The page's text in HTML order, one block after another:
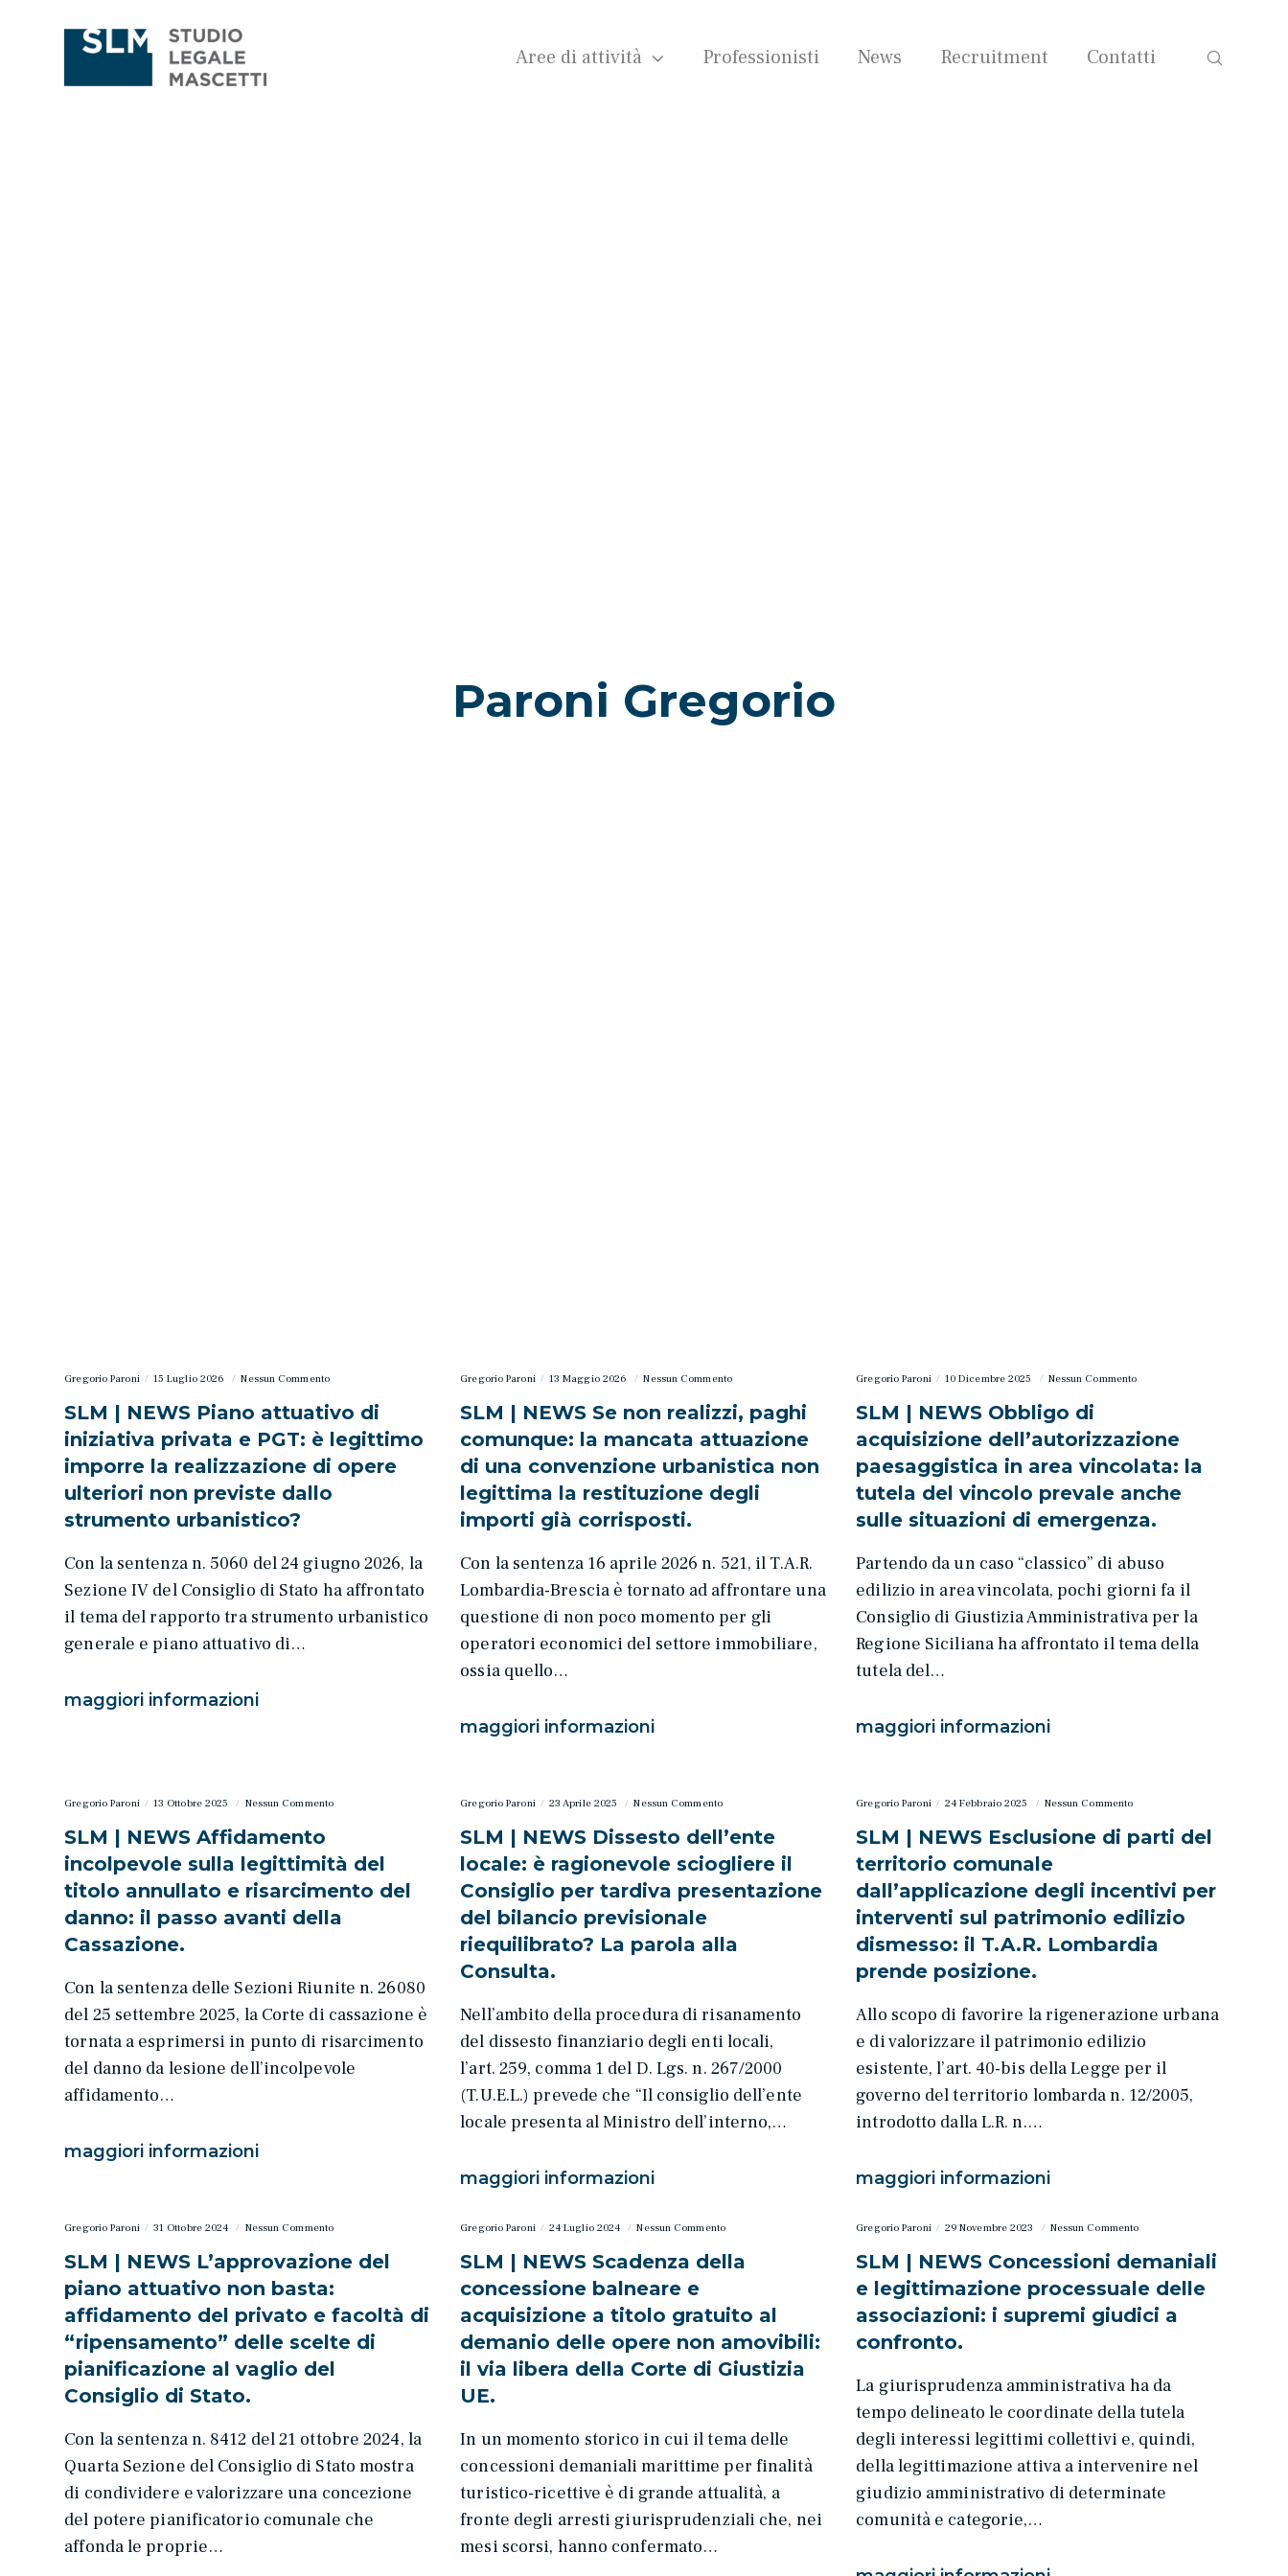
Aree di attività Professionisti News Recruitment Contatti
Paroni Gregorio
Gregorio Paroni 15 Luglio 2026 Nessun Commento
SLM | NEWS Piano attuativo di
iniziativa privata e PGT: è legittimo
imporre la realizzazione di opere
ulteriori non previste dallo
strumento urbanistico?
Con la sentenza n. 5060 del 24 giugno 2026, la
Sezione IV del Consiglio di Stato ha affrontato
il tema del rapporto tra strumento urbanistico
generale e piano attuativo di…
maggiori informazioni
Gregorio Paroni 13 Maggio 2026 Nessun Commento
SLM | NEWS Se non realizzi, paghi
comunque: la mancata attuazione
di una convenzione urbanistica non
legittima la restituzione degli
importi già corrisposti.
Con la sentenza 16 aprile 2026 n. 521, il T.A.R.
Lombardia-Brescia è tornato ad affrontare una
questione di non poco momento per gli
operatori economici del settore immobiliare,
ossia quello…
maggiori informazioni
Gregorio Paroni 10 Dicembre 2025 Nessun Commento
SLM | NEWS Obbligo di
acquisizione dell’autorizzazione
paesaggistica in area vincolata: la
tutela del vincolo prevale anche
sulle situazioni di emergenza.
Partendo da un caso “classico” di abuso
edilizio in area vincolata, pochi giorni fa il
Consiglio di Giustizia Amministrativa per la
Regione Siciliana ha affrontato il tema della
tutela del…
maggiori informazioni
Gregorio Paroni 13 Ottobre 2025 Nessun Commento
SLM | NEWS Affidamento
incolpevole sulla legittimità del
titolo annullato e risarcimento del
danno: il passo avanti della
Cassazione.
Con la sentenza delle Sezioni Riunite n. 26080
del 25 settembre 2025, la Corte di cassazione è
tornata a esprimersi in punto di risarcimento
del danno da lesione dell’incolpevole
affidamento…
maggiori informazioni
Gregorio Paroni 23 Aprile 2025 Nessun Commento
SLM | NEWS Dissesto dell’ente
locale: è ragionevole sciogliere il
Consiglio per tardiva presentazione
del bilancio previsionale
riequilibrato? La parola alla
Consulta.
Nell’ambito della procedura di risanamento
del dissesto finanziario degli enti locali,
l’art. 259, comma 1 del D. Lgs. n. 267/2000
(T.U.E.L.) prevede che “Il consiglio dell’ente
locale presenta al Ministro dell’interno,…
maggiori informazioni
Gregorio Paroni 24 Febbraio 2025 Nessun Commento
SLM | NEWS Esclusione di parti del
territorio comunale
dall’applicazione degli incentivi per
interventi sul patrimonio edilizio
dismesso: il T.A.R. Lombardia
prende posizione.
Allo scopo di favorire la rigenerazione urbana
e di valorizzare il patrimonio edilizio
esistente, l’art. 40-bis della Legge per il
governo del territorio lombarda n. 12/2005,
introdotto dalla L.R. n.…
maggiori informazioni
Gregorio Paroni 31 Ottobre 2024 Nessun Commento
SLM | NEWS L’approvazione del
piano attuativo non basta:
affidamento del privato e facoltà di
“ripensamento” delle scelte di
pianificazione al vaglio del
Consiglio di Stato.
Con la sentenza n. 8412 del 21 ottobre 2024, la
Quarta Sezione del Consiglio di Stato mostra
di condividere e valorizzare una concezione
del potere pianificatorio comunale che
affonda le proprie…
Gregorio Paroni 24 Luglio 2024 Nessun Commento
SLM | NEWS Scadenza della
concessione balneare e
acquisizione a titolo gratuito al
demanio delle opere non amovibili:
il via libera della Corte di Giustizia
UE.
In un momento storico in cui il tema delle
concessioni demaniali marittime per finalità
turistico-ricettive è di grande attualità, a
fronte degli arresti giurisprudenziali che, nei
mesi scorsi, hanno confermato…
Gregorio Paroni 29 Novembre 2023 Nessun Commento
SLM | NEWS Concessioni demaniali
e legittimazione processuale delle
associazioni: i supremi giudici a
confronto.
La giurisprudenza amministrativa ha da
tempo delineato le coordinate della tutela
degli interessi legittimi collettivi e, quindi,
della legittimazione attiva a intervenire nel
giudizio amministrativo di determinate
comunità e categorie,…